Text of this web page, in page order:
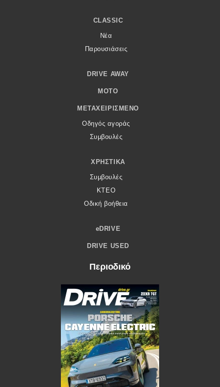
CLASSIC
Νέα
Παρουσιάσεις
DRIVE AWAY
MOTO
ΜΕΤΑΧΕΙΡΙΣΜΈΝΟ
Οδηγός αγοράς
Συμβουλές
ΧΡΗΣΤΙΚΆ
Συμβουλές
ΚΤΕΟ
Οδική βοήθεια
eDRIVE
DRIVE USED
Περιοδικό